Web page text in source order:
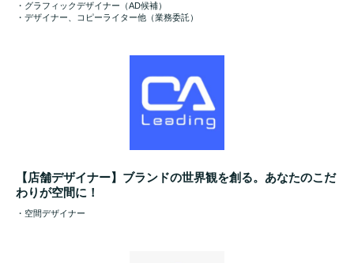
・グラフィックデザイナー（AD候補）
・デザイナー、コピーライター他（業務委託）
【店舗デザイナー】ブランドの世界観を創る。あなたのこだ
わりが空間に！
・空間デザイナー